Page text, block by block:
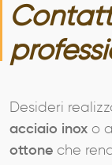
Desideri
acciaio inox o
ottone che